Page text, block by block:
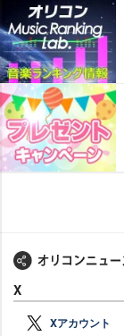
X
Xアカウント